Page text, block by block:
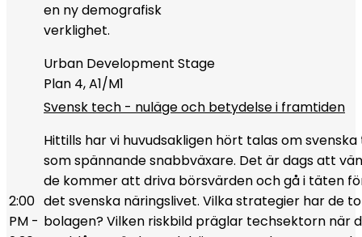
en ny demografisk
verklighet.
Urban Development Stage
Plan 4, A1/M1
2:00
PM -
Svensk tech - nuläge och betydelse i framtiden
Hittills har vi huvudsakligen hört talas om
som spännande snabbväxare. Det är dags att
de kommer att driva börsvärden och gå i täten
det svenska näringslivet. Vilka strategier har de
bolagen? Vilken riskbild präglar techsektorn när